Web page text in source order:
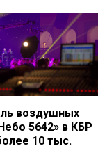
воздушных
5642» в КБР
10 тыс.